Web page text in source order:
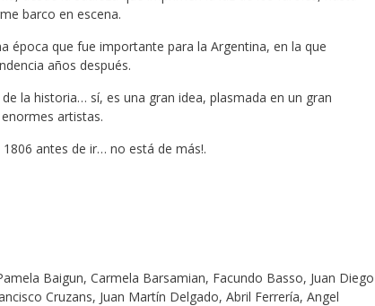
barco en escena.
época que fue importante para la Argentina, en la que
años después.
la historia… sí, es una gran idea, plasmada en un gran
artistas.
antes de ir… no está de más!.
Baigun, Carmela Barsamian, Facundo Basso, Juan Diego
Cruzans, Juan Martín Delgado, Abril Ferrería, Angel